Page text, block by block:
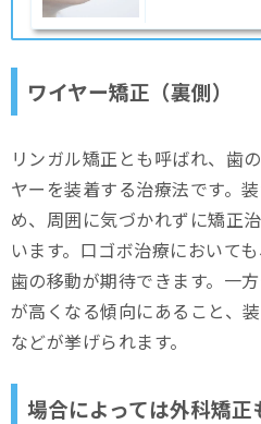
ワイヤー矯正（裏側）
リンガル矯正とも呼ばれ、歯
ヤーを装着する治療法です。
め、周囲に気づかれずに矯正
います。口ゴボ治療において
歯の移動が期待できます。一
が高くなる傾向にあること、
などが挙げられます。
場合によっては外科矯正